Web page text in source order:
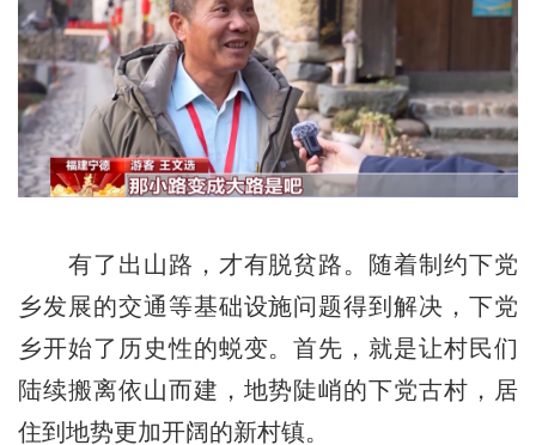
有了出山路，才有脱贫路。随着制约下党
乡发展的交通等基础设施问题得到解决，下党
乡开始了历史性的蜕变。首先，就是让村民们
陆续搬离依山而建，地势陡峭的下党古村，居
住到地势更加开阔的新村镇。